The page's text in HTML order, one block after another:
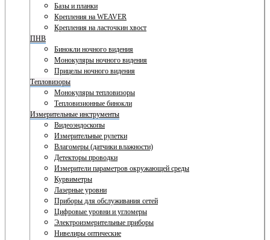
Базы и планки
Крепления на WEAVER
Крепления на ласточкин хвост
ПНВ
Бинокли ночного видения
Монокуляры ночного видения
Прицелы ночного видения
Тепловизоры
Монокуляры тепловизоры
Тепловизионные бинокли
Измерительные инструменты
Видеоэндоскопы
Измерительные рулетки
Влагомеры (датчики влажности)
Детекторы проводки
Измерители параметров окружающей среды
Курвиметры
Лазерные уровни
Приборы для обслуживания сетей
Цифровые уровни и угломеры
Электроизмерительные приборы
Нивелиры оптические